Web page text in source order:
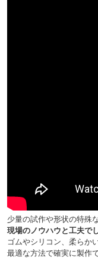
少量の試作や形状の特殊
現場のノウハウと工夫で
ゴムやシリコン、柔らか
最適な方法で確実に製作